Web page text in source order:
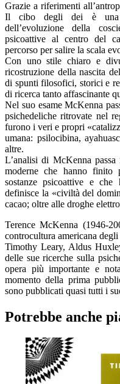
Grazie a riferimenti
Il cibo degli dei è una
dell’evoluzione della
psicoattive al centro del
percorso per salire la scala
Con uno stile chiaro e
ricostruzione della nascita
di spunti filosofici, storici e
di ricerca tanto affascinante
Nel suo esame McKenna
psichedeliche ritrovate nel
furono i veri e propri
umana: psilocibina,
altre.
L’analisi di McKenna
moderne che hanno finito
sostanze psicoattive e che
definisce la «civiltà del
cacao; oltre alle droghe
Terence McKenna (1946-
controcultura americana
Timothy Leary, Aldus
delle sue ricerche sulla
opera più importante e
momento della prima
sono pubblicati quasi tutti i
Potrebbe anche